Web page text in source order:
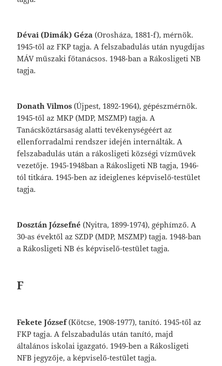
Dévai (Dimák)Géza(Orosháza, 1881-f),mérnök.
1945-tőlazFKPtagja.Afelszabadulásutánnyugdíjas
MÁVműszakifőtanácsos. 1948-banaRákosligeti NB
tagja.
DonathVilmos (Újpest, 1892-1964), gépészmérnök.
1945-tőlazMKP(MDP,MSZMP)tagja.A
Tanácsköztársaságalattitevékenységéértaz
ellenforradalmirendszeridejéninternálták.A
felszabadulásutánarákosligeti községivízművek
vezetője. 1945-1948banaRákosligeti NBtagja, 1946-
tóltitkára. 1945-benazideiglenesképviselő-testület
tagja.
Dosztán Józsefné(Nyitra, 1899-1974), géphímző.A
30-asévektőlazSZDP(MDP,MSZMP)tagja. 1948-ban
aRákosligeti NBésképviselő-testülettagja.
F
FeketeJózsef(Kötcse, 1908-1977),tanító. 1945-tőlaz
FKPtagja.Afelszabadulásutántanító,majd
általánosiskolaiigazgató. 1949-benaRákosligeti
NFBjegyzője,aképviselő-testület tagja.